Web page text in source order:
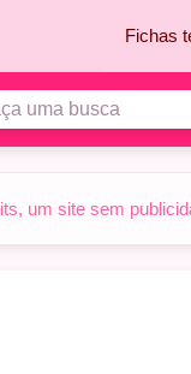
Fichas
um site sem